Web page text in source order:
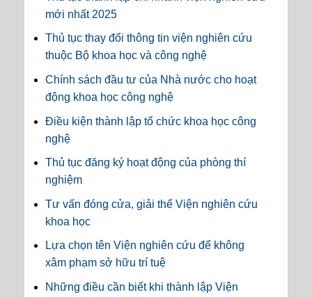
mới nhất 2025
Thủ tục thay đổi thông tin viện nghiên cứu
thuộc Bộ khoa học và công nghệ
Chính sách đầu tư của Nhà nước cho hoạt
động khoa học công nghệ
Điều kiện thành lập tổ chức khoa học công
nghệ
Thủ tục đăng ký hoạt động của phòng thí
nghiệm
Tư vấn đóng cửa, giải thể Viện nghiên cứu
khoa học
Lựa chọn tên Viện nghiên cứu để không
xâm phạm sở hữu trí tuệ
Những điều cần biết khi thành lập Viện